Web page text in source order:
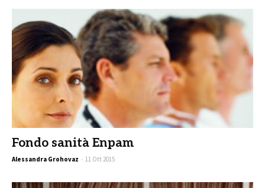
Fondo sanità Enpam
Alessandra Grohovaz - 11 Ott 2015